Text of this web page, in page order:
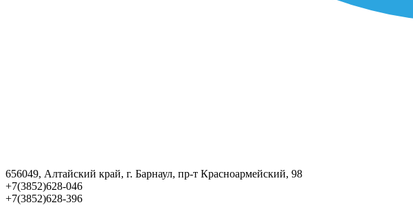
656049, Алтайский край, г. Барнаул, пр-т Красноармейский, 98
+7(3852)628-046
+7(3852)628-396